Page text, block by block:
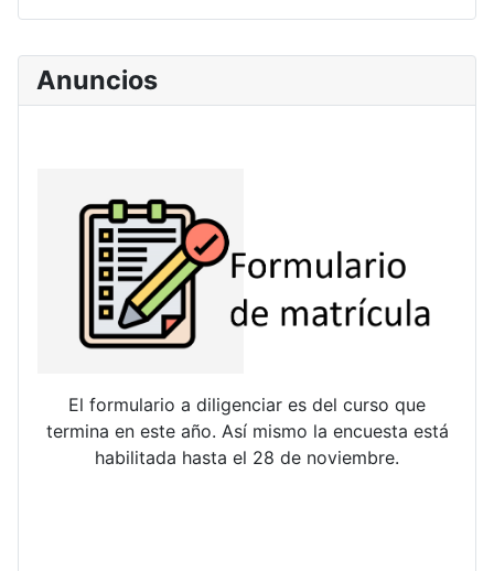
Anuncios
El formulario a diligenciar es del curso que
termina en este año. Así mismo la encuesta está
habilitada hasta el 28 de noviembre.